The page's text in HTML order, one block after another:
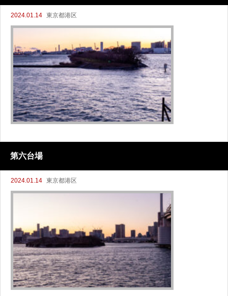
2024.01.14 東京都港区
第六台場
2024.01.14 東京都港区